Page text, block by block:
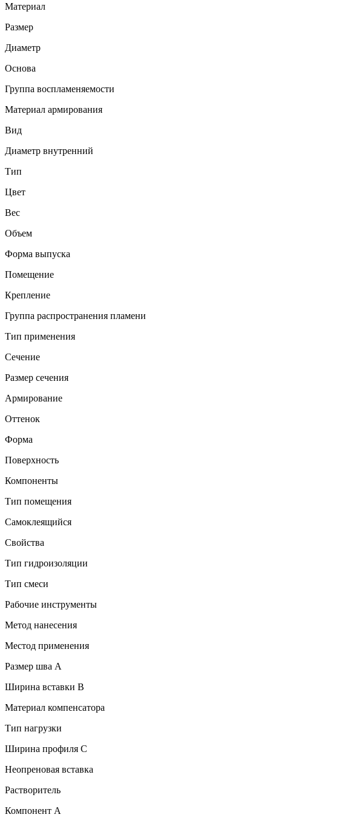
Материал
Размер
Диаметр
Основа
Группа воспламеняемости
Материал армирования
Вид
Диаметр внутренний
Тип
Цвет
Вес
Объем
Форма выпуска
Помещение
Крепление
Группа распространения пламени
Тип применения
Сечение
Размер сечения
Армирование
Оттенок
Форма
Поверхность
Компоненты
Тип помещения
Самоклеящийся
Свойства
Тип гидроизоляции
Тип смеси
Рабочие инструменты
Метод нанесения
Местод применения
Размер шва A
Ширина вставки B
Материал компенсатора
Тип нагрузки
Ширина профиля C
Неопреновая вставка
Растворитель
Компонент А